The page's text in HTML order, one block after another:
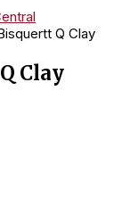
Q Clay
Clay